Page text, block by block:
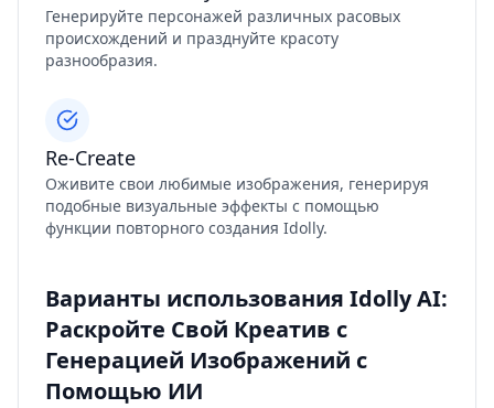
Генерируйте персонажей различных расовых
происхождений и празднуйте красоту
разнообразия.
Re-Create
Оживите свои любимые изображения, генерируя
подобные визуальные эффекты с помощью
функции повторного создания Idolly.
Варианты использования Idolly AI:
Раскройте Свой Креатив с
Генерацией Изображений с
Помощью ИИ